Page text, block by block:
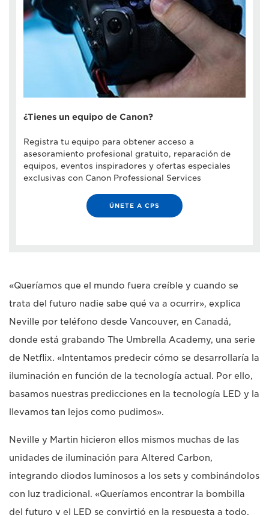
¿Tienes un equipo de Canon?
Registra tu equipo para obtener acceso a
asesoramiento profesional gratuito, reparación de
equipos, eventos inspiradores y ofertas especiales
exclusivas con Canon Professional Services
ÚNETE A CPS
«Queríamos que el mundo fuera creíble y cuando se
trata del futuro nadie sabe qué va a ocurrir», explica
Neville por teléfono desde Vancouver, en Canadá,
donde está grabando The Umbrella Academy, una serie
de Netflix. «Intentamos predecir cómo se desarrollaría la
iluminación en función de la tecnología actual. Por ello,
basamos nuestras predicciones en la tecnología LED y la
llevamos tan lejos como pudimos».
Neville y Martin hicieron ellos mismos muchas de las
unidades de iluminación para Altered Carbon,
integrando diodos luminosos a los sets y combinándolos
con luz tradicional. «Queríamos encontrar la bombilla
del futuro y el LED se convirtió en la respuesta a todo.